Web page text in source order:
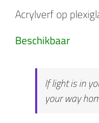
Acrylverf op
Beschikbaar
If light is in
your way